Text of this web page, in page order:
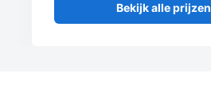
Bekijk alle prijzen